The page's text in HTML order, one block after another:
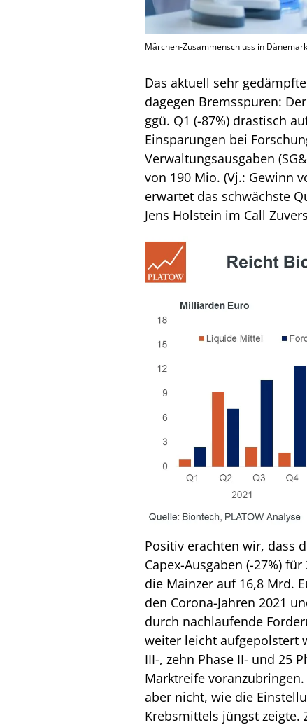
Märchen-Zusammenschluss in
Das aktuell sehr
dagegen Bremsspuren:
ggü. Q1 (-87%) drastisch
Einsparungen bei
Verwaltungsausgaben
von 190 Mio. (Vj.: Gewinn
erwartet das schwächste
Jens Holstein im Call
Positiv erachten wir, dass
Capex-Ausgaben (-27%)
die Mainzer auf 16,8 Mrd.
den Corona-Jahren 2021
durch nachlaufende
weiter leicht aufgepolstert
III-, zehn Phase II- und 25
Marktreife
aber nicht, wie die
Krebsmittels jüngst